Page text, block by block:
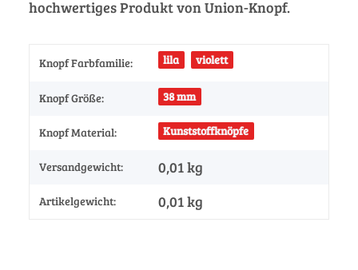
hochwertiges Produkt von Union-Knopf.
Knopf Farbfamilie: lila violett
Knopf Größe: 38 mm
Knopf Material: Kunststoffknöpfe
Versandgewicht: 0,01 kg
Artikelgewicht: 0,01kg